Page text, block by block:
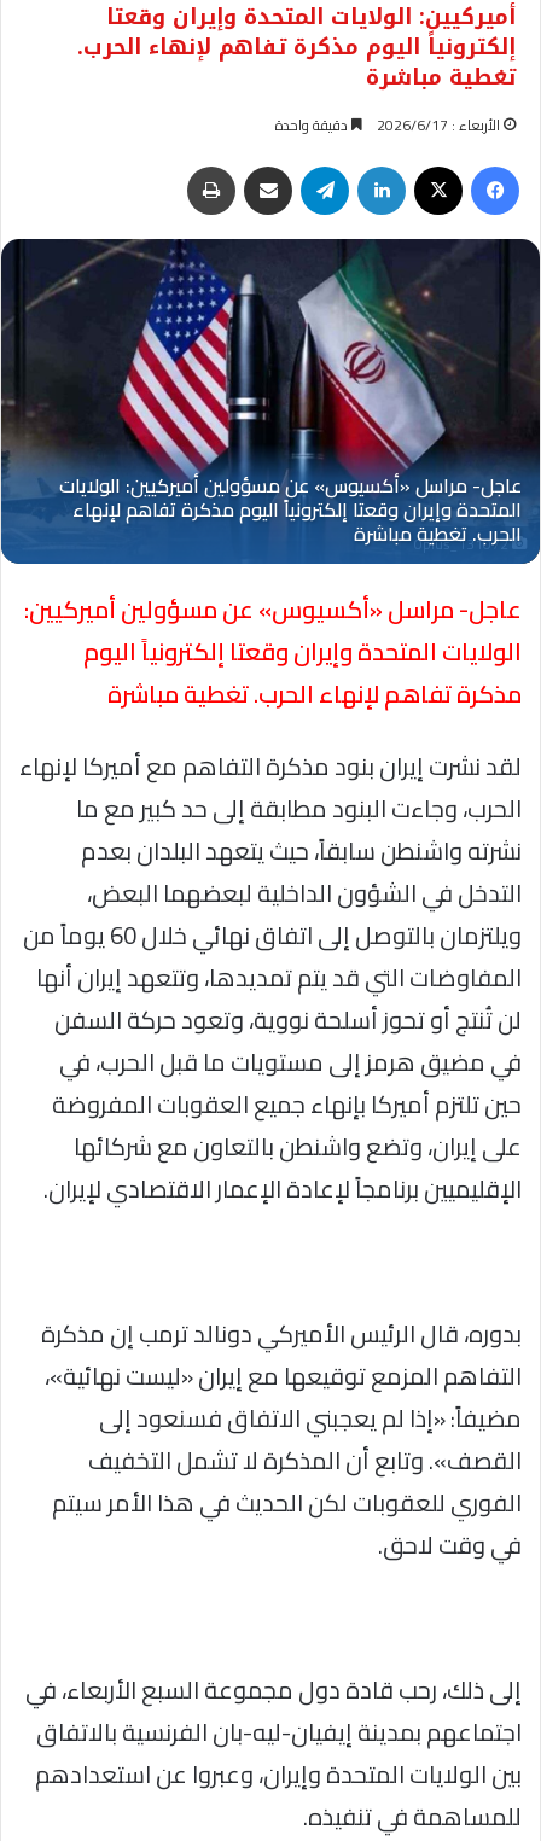
أميركيين: الولايات المتحدة وإيران وقعتا
إلكترونياً اليوم مذكرة تفاهم لإنهاء الحرب.
تغطية مباشرة
الأربعاء : 2026/6/17 دقيقة واحدة
فيسبوك لينكدإن تيلقرام مشاركة عبر البريد
Oplus_131072
عاجل- مراسل «أكسيوس» عن مسؤولين أميركيين:
الولايات المتحدة وإيران وقعتا إلكترونياً اليوم
مذكرة تفاهم لإنهاء الحرب. تغطية مباشرة
لقد نشرت إيران بنود مذكرة التفاهم مع أميركا لإنهاء
الحرب، وجاءت البنود مطابقة إلى حد كبير مع ما
نشرته واشنطن سابقاً، حيث يتعهد البلدان بعدم
التدخل في الشؤون الداخلية لبعضهما البعض،
ويلتزمان بالتوصل إلى اتفاق نهائي خلال 60 يوماً من
المفاوضات التي قد يتم تمديدها، وتتعهد إيران أنها
لن تُنتج أو تحوز أسلحة نووية، وتعود حركة السفن
في مضيق هرمز إلى مستويات ما قبل الحرب، في
حين تلتزم أميركا بإنهاء جميع العقوبات المفروضة
على إيران، وتضع واشنطن بالتعاون مع شركائها
الإقليميين برنامجاً لإعادة الإعمار الاقتصادي لإيران.
بدوره، قال الرئيس الأميركي دونالد ترمب إن مذكرة
التفاهم المزمع توقيعها مع إيران «ليست نهائية»،
مضيفاً: «إذا لم يعجبني الاتفاق فسنعود إلى
القصف». وتابع أن المذكرة لا تشمل التخفيف
الفوري للعقوبات لكن الحديث في هذا الأمر سيتم
في وقت لاحق.
إلى ذلك، رحب قادة دول مجموعة السبع الأربعاء، في
اجتماعهم بمدينة إيفيان-ليه-بان الفرنسية بالاتفاق
بين الولايات المتحدة وإيران، وعبروا عن استعدادهم
للمساهمة في تنفيذه.